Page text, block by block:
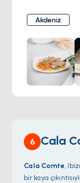
kaliteli yerel
yemeklerin
Salma, rahat
atmosferine
kokteyller
DJ'lerin
sırasında
Salma, Ses
Akdeniz
6 Cala
Cala Comte,
bir kaya